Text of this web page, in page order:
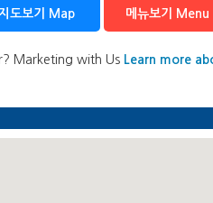
도보기 Map 메뉴보기 Menu
Marketing with Us Learn more